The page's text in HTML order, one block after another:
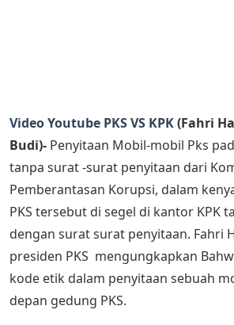
Video Youtube PKS VS KPK(Fahri
Budi)- Penyitaan Mobil-mobil Pks
tanpa surat -surat penyitaan dari
Pemberantasan Korupsi, dalam
PKS tersebut di segel di kantor KPK
dengan surat surat penyitaan. Fahri
presiden PKS mengungkapkan
kode etik dalam penyitaan sebuah
depan gedung PKS.